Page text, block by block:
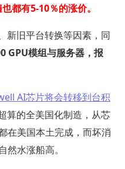
都有5-10％的涨价。
新旧平台转换等因素，同
GPU模组与服务器，报
AI芯片将会转移到台积
算的全美国化制造，从芯
在美国本土完成，而坏消
水涨船高。